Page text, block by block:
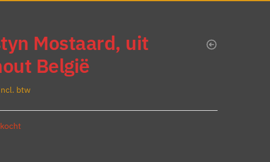
Mostaard, uit
België
btw